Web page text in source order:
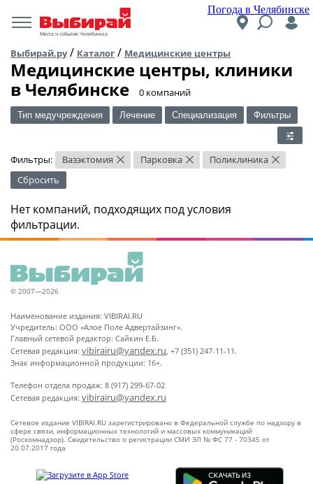
Погода в Челябинске
Места и события Челябинска
Выбирай.ру/ Каталог / Медицинские центры
Медицинские центры, клиники
в Челябинске
​0 компаний
Тип медучреждения Лечение Специализация Фильтры
Фильтры: Вазэктомия × Парковка × Поликлиника ×
Сбросить
Нет компаний, подходящих под условия
фильтрации.
© 2007—2026
Наименование издания: VIBIRAI.RU
Учредитель: ООО «Алое Поле Адвертайзинг».
Главный сетевой редактор: Сайкин Е.Б.
Сетевая редакция: vibirairu@yandex.ru, +7 (351) 247-11-11.
Знак информационной продукции: 16+.
Телефон отдела продаж: 8 (917) 299-67-02
Сетевая редакция: vibirairu@yandex.ru
Сетевое издание VIBIRAI.RU зарегистрировано в Федеральной службе по надзору в
сфере связи, информационных технологий и массовых коммуникаций
(Роскомнадзор). Свидетельство о регистрации СМИ ЭЛ № ФС 77 - 70345 от
20.07.2017 года